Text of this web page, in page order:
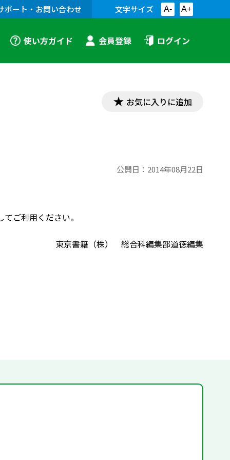
ポート・お問い合わせ 文字サイズ A- A+
使い方ガイド 会員登録 ログイン
お気に入りに追加
公開日： 2014年08月22日
ご利用ください。
東京書籍（株） 総合科編集部道徳編集